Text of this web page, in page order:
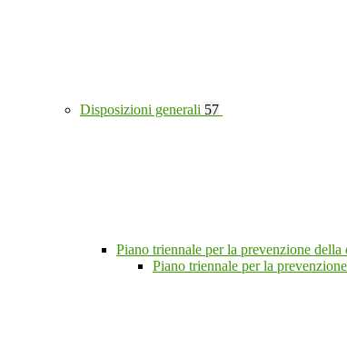
Disposizioni generali 57
Piano triennale per la prevenzione della
Piano triennale per la